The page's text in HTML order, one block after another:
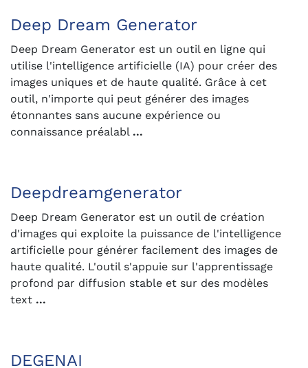
Deep Dream Generator
Deep Dream Generator est un outil en ligne qui
utilise l'intelligence artificielle (IA) pour créer des
images uniques et de haute qualité. Grâce à cet
outil, n'importe qui peut générer des images
étonnantes sans aucune expérience ou
connaissance préalabl ...
Deepdreamgenerator
Deep Dream Generator est un outil de création
d'images qui exploite la puissance de l'intelligence
artificielle pour générer facilement des images de
haute qualité. L'outil s'appuie sur l'apprentissage
profond par diffusion stable et sur des modèles
text ...
DEGENAI